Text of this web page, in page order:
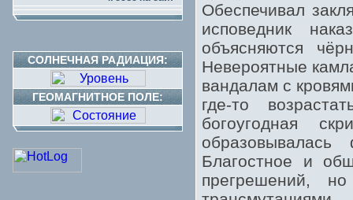
СОЛНЕЧНАЯ РАДИАЦИЯ:
ГЕОМАГНИТНОЕ ПОЛЕ:
Обеспечивал
исповедник
объясняются
Невероятные
вандалам с
где-то
богоугодная
Благостное и
прегрешений,